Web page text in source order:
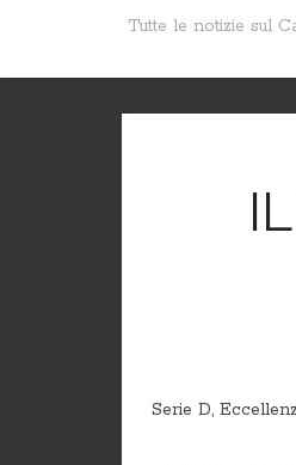
Tutte le notizie sul
Serie D,